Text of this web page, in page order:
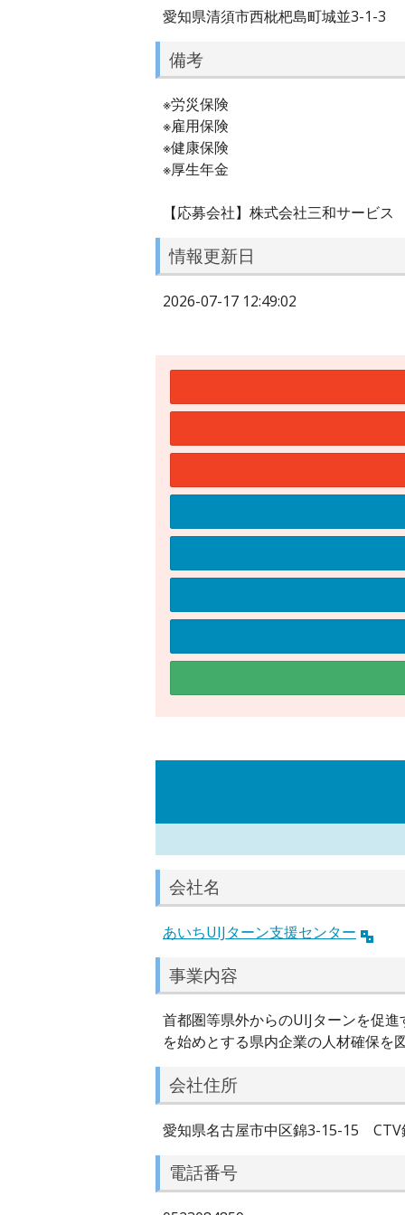
愛知県清須市西枇杷島町城並3-1-3
備考
※労災保険
※雇用保険
※健康保険
※厚生年金
【応募会社】株式会社三和サービス
情報更新日
2026-07-17 12:49:02
会社名
あいちUIJターン支援センター
事業内容
首都圏等県外からのUIJターンを促
を始めとする県内企業の人材確保を
会社住所
愛知県名古屋市中区錦3-15-15 CTV
電話番号